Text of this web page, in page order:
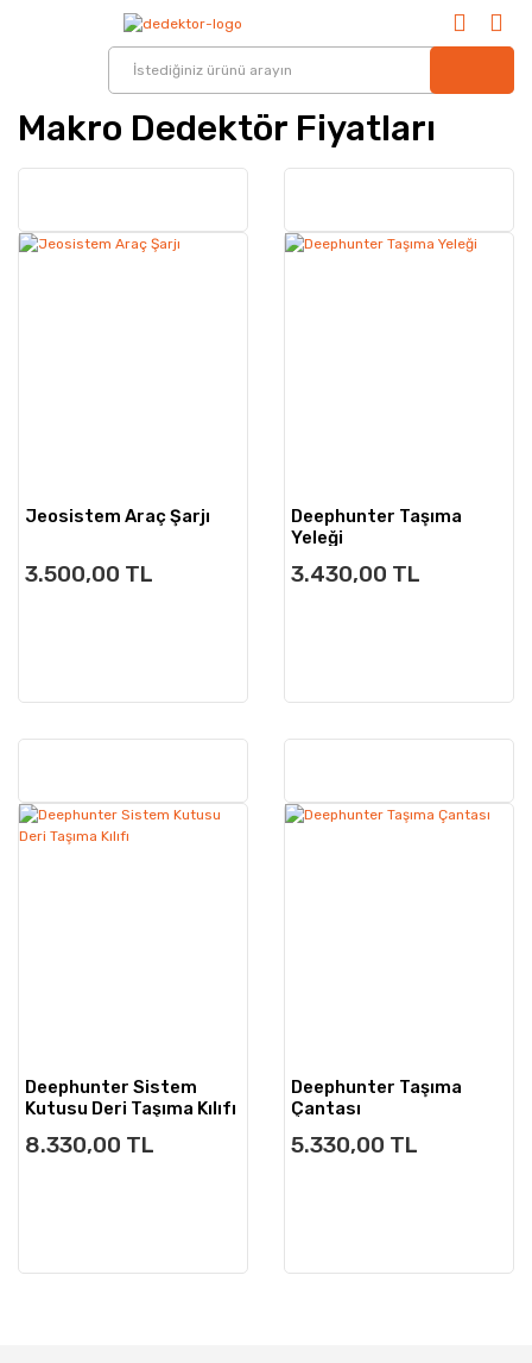
Makro Dedektör Fiyatları
Jeosistem Araç Şarjı
3.500,00 TL
Deephunter Taşıma
Yeleği
3.430,00 TL
Deephunter Sistem
Kutusu Deri Taşıma Kılıfı
8.330,00 TL
Deephunter Taşıma
Çantası
5.330,00 TL